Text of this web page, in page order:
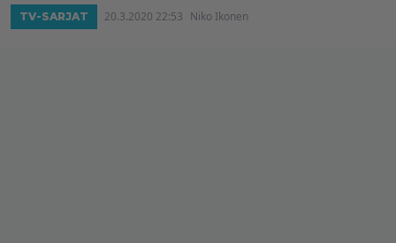
TV-SARJAT 20.3.2020 22:53 Niko Ikonen